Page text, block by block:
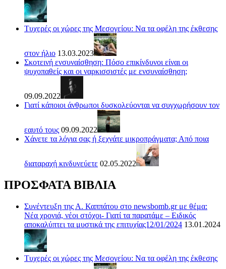
Τυχερές οι χώρες της Μεσογείου: Να τα οφέλη της έκθεσης
στον ήλιο 13.03.2023
Σκοτεινή ενσυναίσθηση: Πόσο επικίνδυνοι είναι οι
ψυχοπαθείς και οι ναρκισσιστές με ενσυναίσθηση;
09.09.2022
Γιατί κάποιοι άνθρωποι δυσκολεύονται να συγχωρήσουν τον
εαυτό τους 09.09.2022
Χάνετε τα λόγια σας ή ξεχνάτε μικροπράγματα; Από ποια
διαταραχή κινδυνεύετε 02.05.2022
ΠΡΟΣΦΑΤΑ ΒΙΒΛΙΑ
Συνέντευξη της Α. Καππάτου στο newsbomb.gr με θέμα:
Νέα χρονιά, νέοι στόχοι- Γιατί τα παρατάμε – Ειδικός
αποκαλύπτει τα μυστικά της επιτυχίας12/01/2024 13.01.2024
Τυχερές οι χώρες της Μεσογείου: Να τα οφέλη της έκθεσης